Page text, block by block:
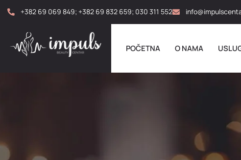
+382 69 069 849; +382 69 832 659; 030 311 552
POČETNA O NAMA